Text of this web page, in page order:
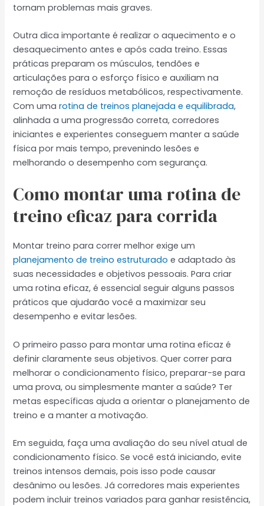
tornam problemas mais graves.
Outra dica importante é realizar o aquecimento e o
desaquecimento antes e após cada treino. Essas
práticas preparam os músculos, tendões e
articulações para o esforço físico e auxiliam na
remoção de resíduos metabólicos, respectivamente.
Com umarotina de treinos planejada e equilibrada,
alinhada a uma progressão correta, corredores
iniciantes e experientes conseguem manter a saúde
física por mais tempo, prevenindo lesões e
melhorando o desempenho com segurança.
Como montar uma rotina de
treino eficaz para corrida
Montar treino para correr melhor exige um
planejamento de treino estruturado e adaptado às
suas necessidades e objetivos pessoais. Para criar
uma rotina eficaz, é essencial seguir alguns passos
práticos que ajudarão você a maximizar seu
desempenho e evitar lesões.
O primeiro passo para montar uma rotina eficaz é
definir claramente seus objetivos. Quer correr para
melhorar o condicionamento físico, preparar-se para
uma prova, ou simplesmente manter a saúde? Ter
metas específicas ajuda a orientar o planejamento de
treino e a manter a motivação.
Em seguida, faça uma avaliação do seu nível atual de
condicionamento físico. Se você está iniciando, evite
treinos intensos demais, pois isso pode causar
desânimo ou lesões. Já corredores mais experientes
podem incluir treinos variados para ganhar resistência,